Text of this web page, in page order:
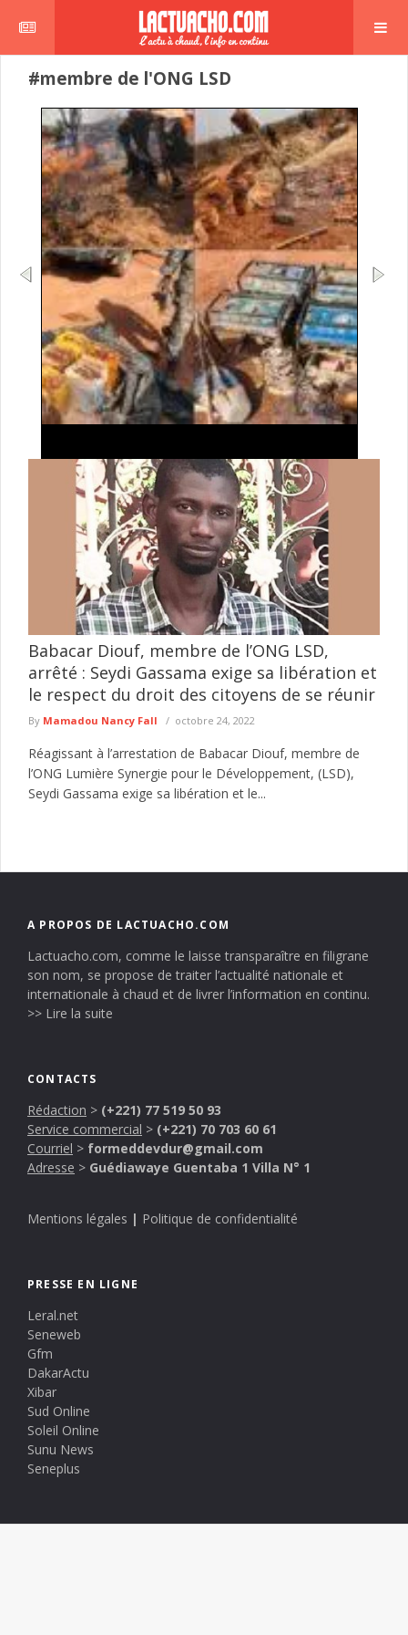
#membre de l'ONG LSD
l'exploitation minière clandestine
La Gendarmerie nationale poursuit ses opérations de lutte
contre l'exploitation illégale des ressources naturelles dans l'Est
du Sénégal. Dans le ...
lire plus
Babacar Diouf, membre de l’ONG LSD,
arrêté : Seydi Gassama exige sa libération et
le respect du droit des citoyens de se réunir
By Mamadou Nancy Fall octobre 24, 2022
Réagissant à l’arrestation de Babacar Diouf, membre de
l’ONG Lumière Synergie pour le Développement, (LSD),
Seydi Gassama exige sa libération et le...
A PROPOS DE LACTUACHO.COM
Lactuacho.com, comme le laisse transparaître en filigrane
son nom, se propose de traiter l’actualité nationale et
internationale à chaud et de livrer l’information en continu.
>> Lire la suite
CONTACTS
Rédaction > (+221) 77 519 50 93
Service commercial > (+221) 70 703 60 61
Courriel > formeddevdur@gmail.com
Adresse > Guédiawaye Guentaba 1 Villa N° 1
Mentions légales | Politique de confidentialité
PRESSE EN LIGNE
Leral.net
Seneweb
Gfm
DakarActu
Xibar
Sud Online
Soleil Online
Sunu News
Seneplus